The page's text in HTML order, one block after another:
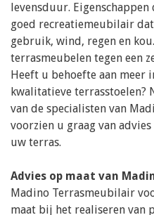
levensduur.
goed recreatiemeubilair
gebruik, wind, regen en
terrasmeubelen tegen een
Heeft u behoefte aan meer
kwalitatieve terrasstoelen?
van de specialisten van
voorzien u graag van
uw terras.
Advies op maat van
Madino Terrasmeubilair
maat bij het realiseren van